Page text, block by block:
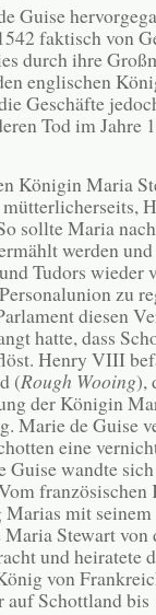
Guise
faktisch von
durch ihre
englischen
Geschäfte
Tod im Jahre
Königin Maria
sollte Maria
werden
Tudors wieder
zu
diesen
hatte, dass
Henry VIII
(Rough Wooing),
der Königin
Marie de Guise
eine
wandte
mit
Stewart von
und heiratete
von
Schottland bis